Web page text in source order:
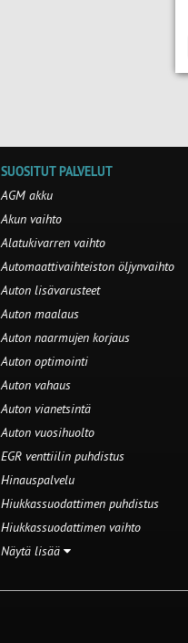
SUOSITUT PALVELUT
AGM akku
Akun vaihto
Alatukivarren vaihto
Automaattivaihteiston öljynvaihto
Auton lisävarusteet
Auton maalaus
Auton naarmujen korjaus
Auton optimointi
Auton vahaus
Auton vianetsintä
Auton vuosihuolto
EGR venttiilin puhdistus
Hinauspalvelu
Hiukkassuodattimen puhdistus
Hiukkassuodattimen vaihto
Näytä lisää